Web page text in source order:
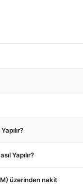
Yapılır?
üzerinden nakit